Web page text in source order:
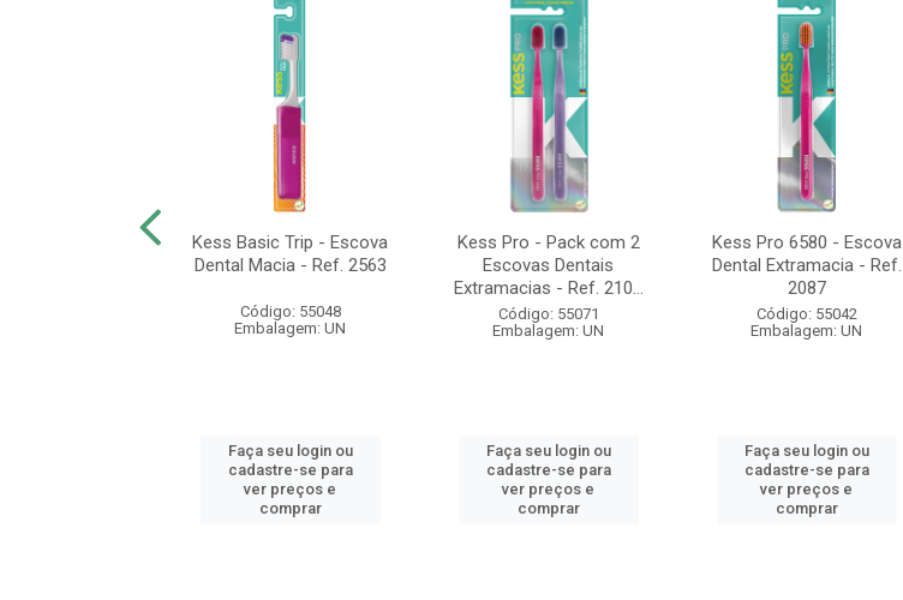
Kess Basic Trip - Escova
Dental Macia - Ref. 2563
Código: 55048
Embalagem: UN
Faça seu login ou
cadastre-se para
ver preços e
comprar
Kess Pro - Pack com 2
Escovas Dentais
Extramacias - Ref. 210...
Código: 55071
Embalagem: UN
Faça seu login ou
cadastre-se para
ver preços e
comprar
Kess Pro 6580 - Escova
Dental Extramacia - Ref.
2087
Código: 55042
Embalagem: UN
Faça seu login ou
cadastre-se para
ver preços e
comprar